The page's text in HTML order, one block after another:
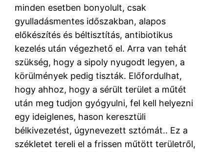
minden esetben bonyolult, csak
gyulladásmentes időszakban, alapos
előkészítés és béltisztítás, antibiotikus
kezelés után végezhető el. Arra van tehát
szükség, hogy a sipoly nyugodt legyen, a
körülmények pedig tiszták. Előfordulhat,
hogy ahhoz, hogy a sérült terület a műtét
után meg tudjon gyógyulni, fel kell helyezni
egy ideiglenes, hason keresztüli
bélkivezetést, úgynevezett sztómát.. Ez a
székletet tereli el a frissen műtött területről,